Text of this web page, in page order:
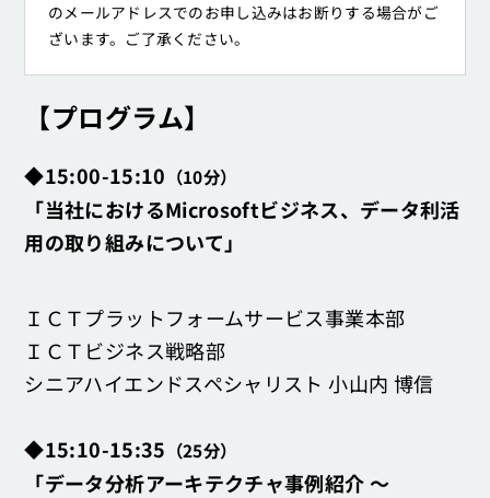
のメールアドレスでのお申し込みはお断りする場合がご
ざいます。ご了承ください。
【プログラム】
◆15:00-15:10 （10分）
「当社におけるMicrosoftビジネス、データ利活
用の取り組みについて」
ＩＣＴプラットフォームサービス事業本部
ＩＣＴビジネス戦略部
シニアハイエンドスペシャリスト 小山内 博信
◆15:10-15:35 （25分）
「データ分析アーキテクチャ事例紹介 ～